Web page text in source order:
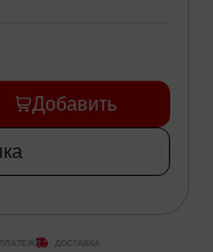
Добавить
ПЛАТЕЖ ДОСТАВКА